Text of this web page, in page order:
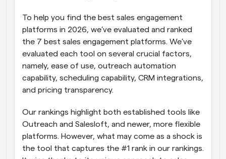
To help you find the best sales engagement
platforms in 2026, we’ve evaluated and ranked
the 7 best sales engagement platforms. We’ve
evaluated each tool on several crucial factors,
namely, ease of use, outreach automation
capability, scheduling capability, CRM integrations,
and pricing transparency.
Our rankings highlight both established tools like
Outreach and Salesloft, and newer, more flexible
platforms. However, what may come as a shock is
the tool that captures the #1 rank in our rankings.